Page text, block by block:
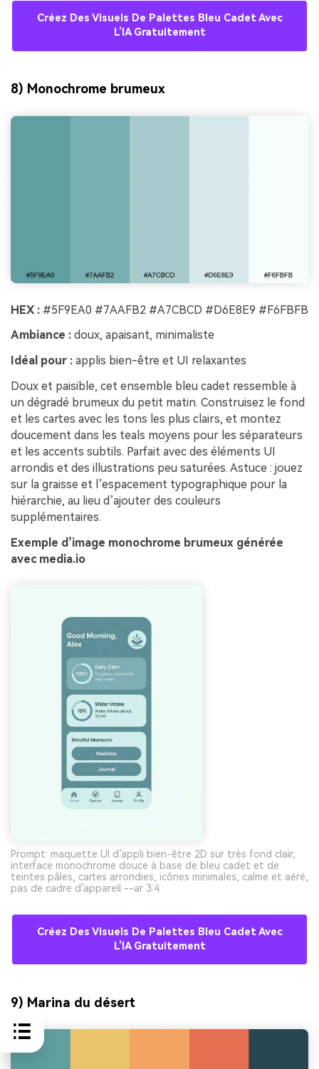
Créez Des Visuels De Palettes Bleu Cadet Avec
L’IA Gratuitement
8) Monochrome brumeux
HEX : #5F9EA0 #7AAFB2 #A7CBCD #D6E8E9 #F6FBFB
Ambiance : doux, apaisant, minimaliste
Idéal pour : applis bien-être et UI relaxantes
Doux et paisible, cet ensemble bleu cadet ressemble à
un dégradé brumeux du petit matin. Construisez le fond
et les cartes avec les tons les plus clairs, et montez
doucement dans les teals moyens pour les séparateurs
et les accents subtils. Parfait avec des éléments UI
arrondis et des illustrations peu saturées. Astuce : jouez
sur la graisse et l’espacement typographique pour la
hiérarchie, au lieu d’ajouter des couleurs
supplémentaires.
Exemple d’image monochrome brumeux générée
avec media.io
Prompt: maquette UI d’appli bien-être 2D sur très fond clair,
interface monochrome douce à base de bleu cadet et de
teintes pâles, cartes arrondies, icônes minimales, calme et aéré,
pas de cadre d’appareil --ar 3:4
Créez Des Visuels De Palettes Bleu Cadet Avec
L’IA Gratuitement
9) Marina du désert